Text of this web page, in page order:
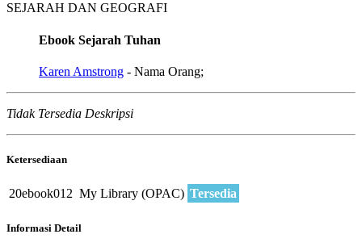
SEJARAH DAN GEOGRAFI
Ebook Sejarah Tuhan
Karen Amstrong - Nama Orang;
Tidak Tersedia Deskripsi
Ketersediaan
20ebook012 My Library (OPAC) Tersedia
Informasi Detail